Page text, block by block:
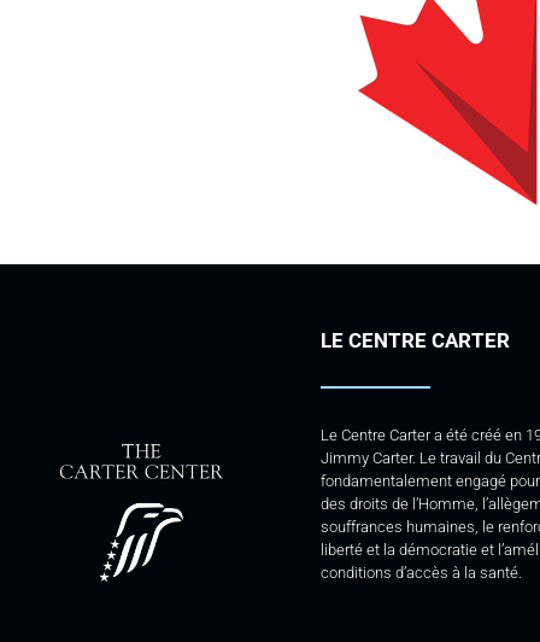
LE CENTRE CARTER
Le Centre Carter a été créé en
Jimmy Carter. Le travail du
fondamentalement engagé
des droits de l’Homme,
souffrances humaines, le
liberté et la démocratie et
conditions d’accès à la santé.